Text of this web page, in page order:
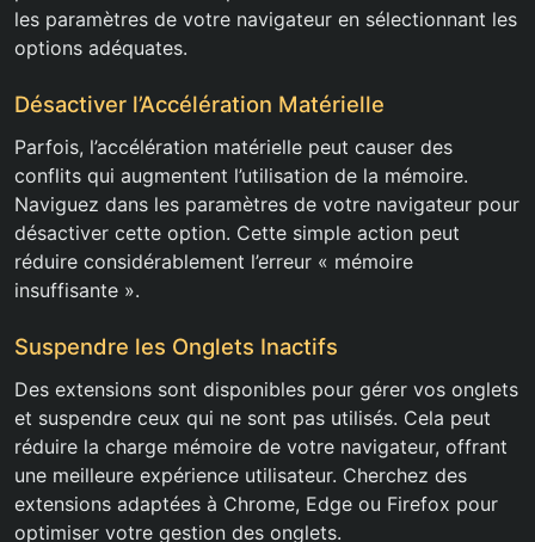
les paramètres de votre navigateur en sélectionnant les
options adéquates.
Désactiver l’Accélération Matérielle
Parfois, l’accélération matérielle peut causer des
conflits qui augmentent l’utilisation de la mémoire.
Naviguez dans les paramètres de votre navigateur pour
désactiver cette option. Cette simple action peut
réduire considérablement l’erreur « mémoire
insuffisante ».
Suspendre les Onglets Inactifs
Des extensions sont disponibles pour gérer vos onglets
et suspendre ceux qui ne sont pas utilisés. Cela peut
réduire la charge mémoire de votre navigateur, offrant
une meilleure expérience utilisateur. Cherchez des
extensions adaptées à Chrome, Edge ou Firefox pour
optimiser votre gestion des onglets.